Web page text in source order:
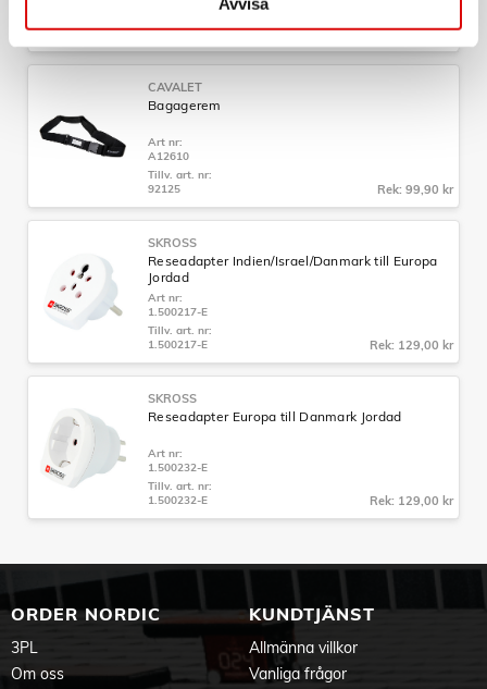
92201.70
Rek: 129,00 kr
CAVALET
Bagagerem
Art nr:
A12610
Tillv. art. nr:
92125
Rek: 99,90 kr
SKROSS
Reseadapter Indien/Israel/Danmark till Europa
Jordad
Art nr:
1.500217-E
Tillv. art. nr:
1.500217-E
Rek: 129,00 kr
SKROSS
Reseadapter Europa till Danmark Jordad
Art nr:
1.500232-E
Tillv. art. nr:
1.500232-E
Rek: 129,00 kr
ORDER NORDIC
3PL
Om oss
KUNDTJÄNST
Allmänna villkor
Vanliga frågor